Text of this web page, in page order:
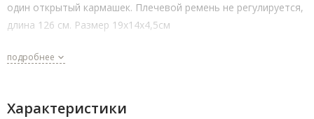
один открытый кармашек. Плечевой ремень не регулируется,
длина 126 см. Размер 19х14х4,5см
подробнее
Характеристики